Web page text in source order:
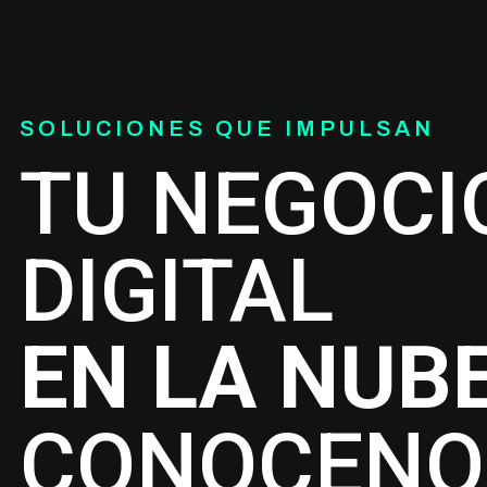
SOLUCIONES QUE IMPULSAN
TU
DIGITAL
EN LA